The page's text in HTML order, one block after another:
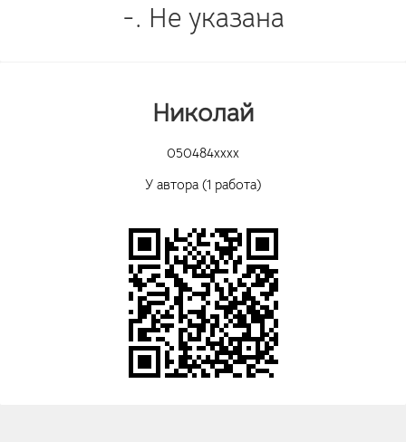
-. Не указана
Николай
050484xxxx
У автора (1 работа)